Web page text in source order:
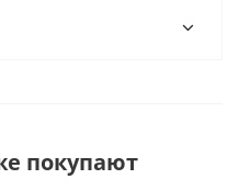
покупают